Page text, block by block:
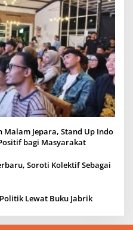
Jepara, Stand Up Indo
bagi Masyarakat
Soroti Kolektif Sebagai
Lewat Buku Jabrik